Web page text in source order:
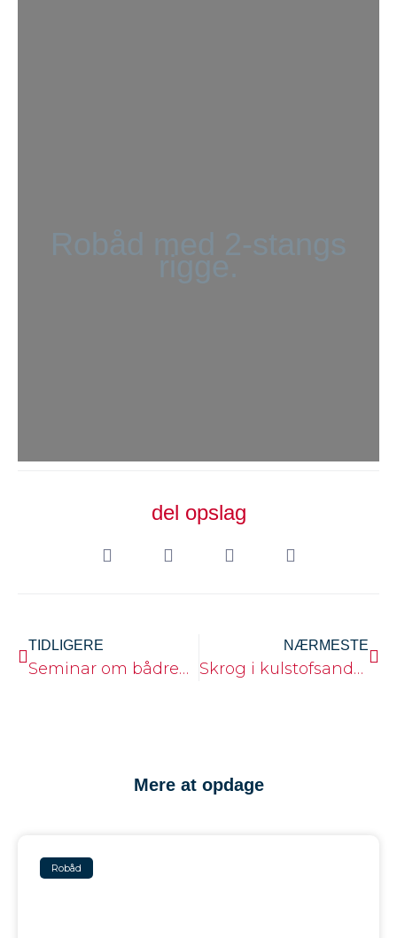
Robåd med 2-stangs
rigge.
del opslag
TIDLIGERE
Seminar om bådreparationer 2026
NÆRMESTE
Skrog i kulstofsandwich med overbygning i træ
Mere at opdage
Robåd